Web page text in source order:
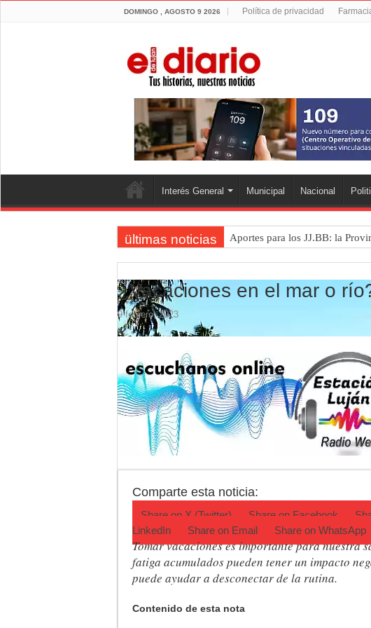
DOMINGO , AGOSTO 9 2026 Política de privacidad
Interés General Municipal Nacional
ültimas noticias Aportes para los JJ.BB: la
Flandria empató 1 a 1 ante UAI
Flandria afronta una final
Salud mental: Luján puso el
Turismo en Luján: las
Ronda de Negocios: Luján
Desbaratan un punto de venta
Campeonato TC JK: Diego
¿Vacaciones en el mar o
9 febrero, 2023
Comparte esta noticia:
Share on X (Twitter) Share on Facebook
LinkedIn
Share on Email Share on WhatsApp
Tomar vacaciones es importante para nuestra
fatiga acumulados pueden tener un impacto
puede ayudar a desconectar de la rutina.
Contenido de esta nota